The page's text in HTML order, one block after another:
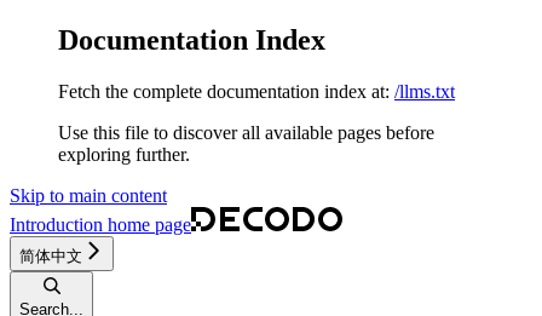
Documentation Index
Fetch the complete documentation index at: /llms.txt
Use this file to discover all available pages before
exploring further.
Skip to main content
Introduction home page
简体中文
Search...